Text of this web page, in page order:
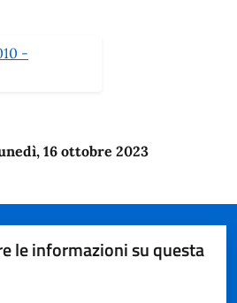
-
16 ottobre 2023
le informazioni su questa